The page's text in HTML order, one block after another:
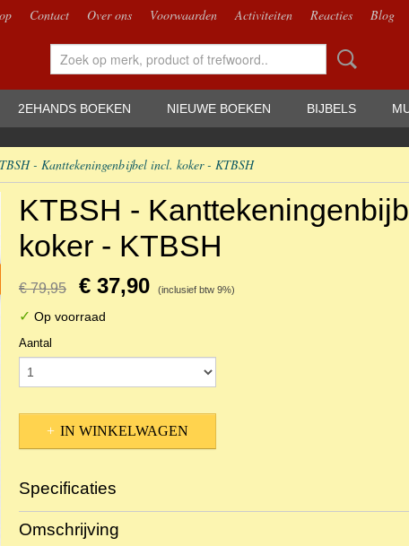
Contact Over ons Voorwaarden Activiteiten Reacties Blog
2EHANDS BOEKEN NIEUWE BOEKEN BIJBELS
- Kanttekeningenbijbel incl. koker - KTBSH
KTBSH -
koker - KTBSH
€ 79,95 € 37,90 (inclusief btw 9%)
✓ Op voorraad
Aantal
IN WINKELWAGEN
Specificaties
Productcode
EAN code
Omschrijving